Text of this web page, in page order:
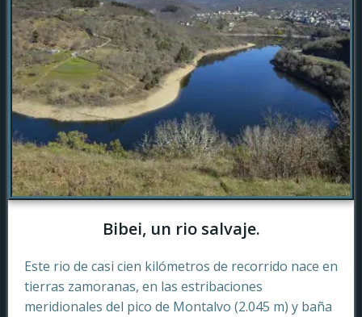
Bibei, un rio salvaje.
Este rio de casi cien kilómetros de recorrido nace en
tierras zamoranas, en las estribaciones
meridionales del pico de Montalvo (2.045 m) y baña